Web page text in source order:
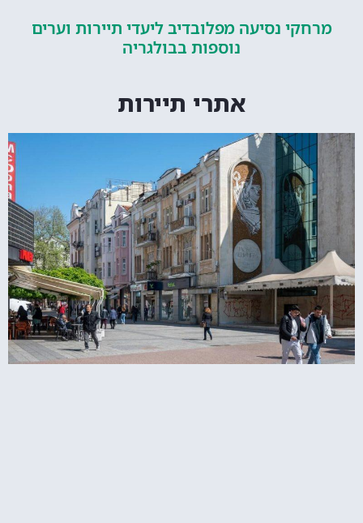
נסיעה מפלובדיב ליעדי תיירות וערים
נוספות בבולגריה
אתרי תיירות